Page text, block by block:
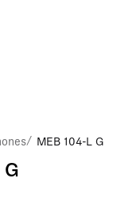
/ MEB 104-L G
G